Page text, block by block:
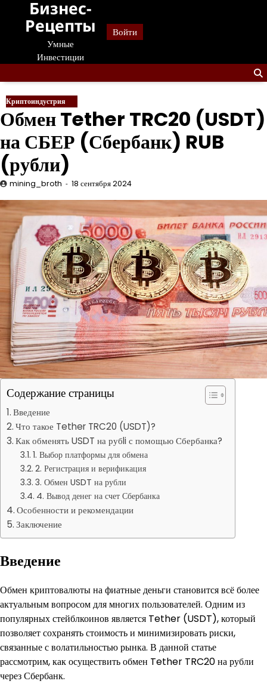
Перейти
содержанию
Бизнес-
Рецепты
Умные
Инвестиции
Войти
Криптоиндустрия
Обмен Tether TRC20 (USDT)
на СБЕР (Сбербанк) RUB
(рубли)
mining_broth 18 сентября 2024
Содержание страницы
Введение
Что такое Tether TRC20 (USDT)?
Как обменять USDT на рубli с помощью Сбербанка?
1. Выбор платформы для обмена
2. Регистрация и верификация
3. Обмен USDT на рубли
4. Вывод денег на счет Сбербанка
Особенности и рекомендации
Заключение
Введение
Обмен криптовалюты на фиатные деньги становится всё более
актуальным вопросом для многих пользователей. Одним из
популярных стейблкоинов является Tether (USDT), который
позволяет сохранять стоимость и минимизировать риски,
связанные с волатильностью рынка. В данной статье
рассмотрим, как осуществить обмен Tether TRC20 на рубли
через Сбербанк.